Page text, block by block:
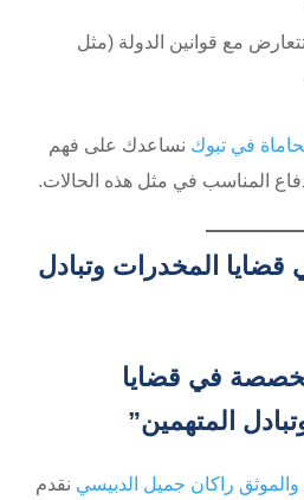
تتعارض مع قوانين الدولة (مثل
في تبوك نساعدك على فهم
المناسب في مثل هذه الحالات.
قضايا المخدرات وتبادل
في قضايا
المتهمين”
راكان جميل الدبيسي نقدم